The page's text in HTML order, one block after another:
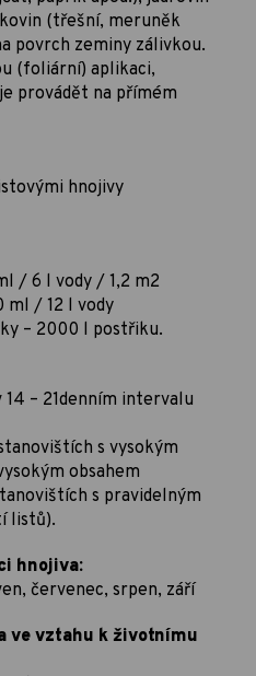
(třešní, meruněk
povrch zeminy zálivkou.
(foliární) aplikaci,
provádět na přímém
hnojivy
/ 6 l vody / 1,2 m2
ml / 12 l vody
– 2000 l postřiku.
– 21denním intervalu
s vysokým
obsahem
s pravidelným
listů).
hnojiva:
červenec, srpen, září
ve vztahu k životnímu